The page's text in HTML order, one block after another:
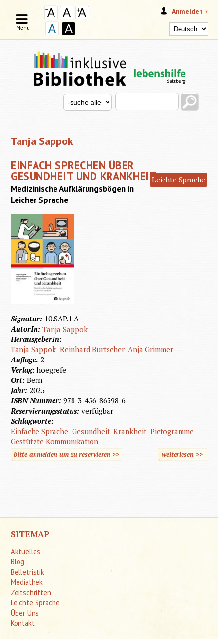
Anmelden
SUCHFORMULAR
Search this site
Search for
Menu
Tanja Sappok
EINFACH SPRECHEN ÜBER
GESUNDHEIT UND KRANKHEITLeichte Sprache
Medizinische Aufklärungsbögen in
Leicher Sprache
Signatur: 10.SAP.1.A
AutorIn:Tanja Sappok
HerausgeberIn:
Tanja Sappok Reinhard Burtscher Anja Grimmer
Auflage: 2
Verlag:hoegrefe
Ort:Bern
Jahr: 2025
ISBN Nummer:978-3-456-86398-6
Reservierungsstatus:verfügbar
Schlagworte:
Einfache Sprache Gesundheit Krankheit Pictogramme
Gestützte Kommunikation
bitte anmelden um zu reservieren >> weiterlesen>>
SITEMAP
Aktuelles
Blog
Belletristik
Mediathek
Zeitschriften
Leichte Sprache
Über Uns
Kontakt